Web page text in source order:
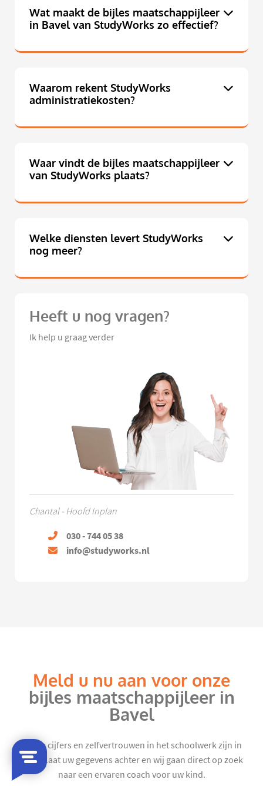
Wat maakt de bijles maatschappijleer
in Bavel van StudyWorks zo effectief?
Waarom rekent StudyWorks
administratiekosten?
Waar vindt de bijles maatschappijleer
van StudyWorks plaats?
Welke diensten levert StudyWorks
nog meer?
Heeft u nog vragen?
Ik help u graag verder
Chantal - Hoofd Inplan
030 - 744 05 38
info@studyworks.nl
Meld u nu aan voor onze
bijles maatschappijleer in
Bavel
Mooie cijfers en zelfvertrouwen in het schoolwerk zijn in
zicht. Laat uw gegevens achter en wij gaan direct op zoek
naar een ervaren coach voor uw kind.